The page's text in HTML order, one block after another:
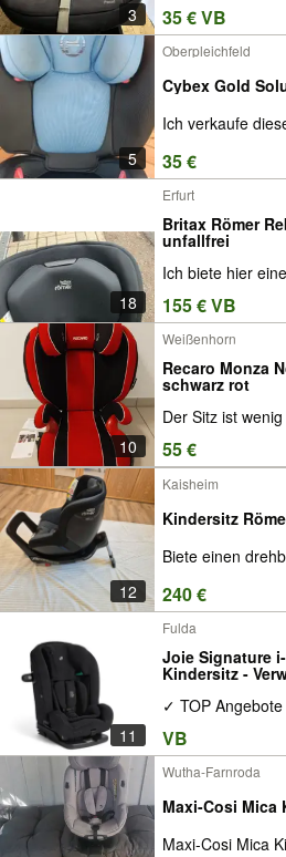
3 35 € VB
5
Oberpleichfeld
Cybex Gold
Ich verkaufe
35 €
18
Erfurt
Britax Römer
unfallfrei
Ich biete hier
155 € VB
10
Weißenhorn
Recaro Monza
schwarz rot
Der Sitz ist
55 €
12
Kaisheim
Kindersitz
Biete einen
240 €
11
Fulda
Joie Signature
Kindersitz -
max. 36 kg (ca.
NEU
✓ TOP
VB
Wutha-Farnroda
Maxi-Cosi Mica
Maxi-Cosi Mica